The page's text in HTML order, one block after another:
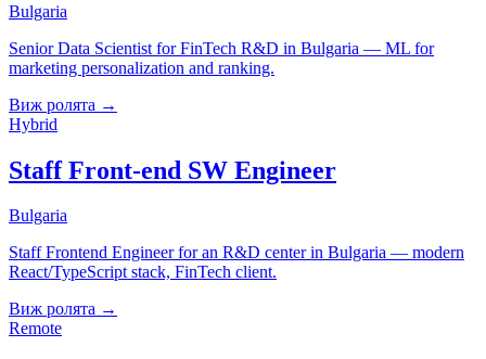
Bulgaria
Senior Data Scientist for FinTech R&D in Bulgaria — ML for
marketing personalization and ranking.
Виж ролята →
Hybrid
Staff Front-end SW Engineer
Bulgaria
Staff Frontend Engineer for an R&D center in Bulgaria — modern
React/TypeScript stack, FinTech client.
Виж ролята →
Remote